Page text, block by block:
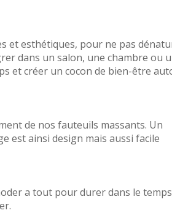
et esthétiques, pour ne pas
dans un salon, une chambre ou
et créer un cocon de bien-être
de nos fauteuils massants. Un
est ainsi design mais aussi facile
a tout pour durer dans le